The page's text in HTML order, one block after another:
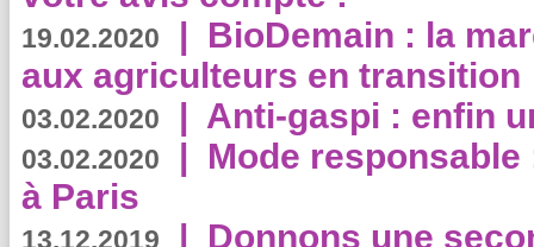
19.02.2020 | BioDemain : la
aux agriculteurs en transition
03.02.2020 | Anti-gaspi : enfin
03.02.2020 | Mode
à Paris
13.12.2019 | Donnons une